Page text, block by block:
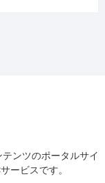
ンツのポータルサイ
ービスです。